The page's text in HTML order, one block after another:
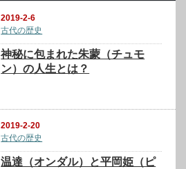
2019-2-6
古代の歴史
神秘に包まれた朱蒙（チュモ
ン）の人生とは？
2019-2-20
古代の歴史
温達（オンダル）と平岡姫（ピ